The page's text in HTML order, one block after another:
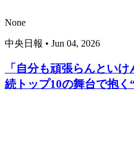
None
中央日報 • Jun 04, 2026
「自分も頑張らんとい
続トップ10の舞台で抱く